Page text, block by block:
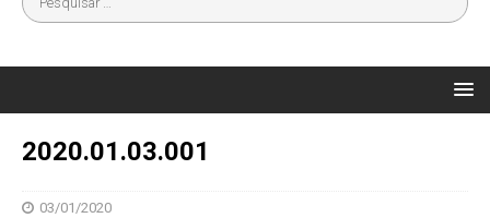
2020.01.03.001
03/01/2020